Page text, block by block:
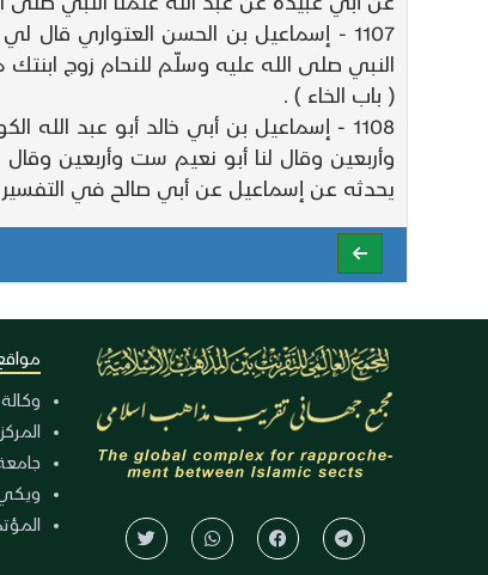
1107 - إسماعيل بن الحسن العتواري
النبي صلى الله عليه وسلّم للنحام زوج ابنتك
( باب الخاء ) .
1108 - إسماعيل بن أبي خالد أبو عبد
وأربعين وقال لنا أبو نعيم ست وأربعين
يحدثه عن إسماعيل عن أبي صالح في التفسير
المؤتمر